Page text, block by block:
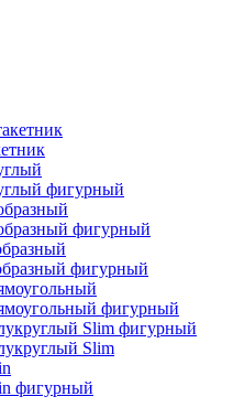
фигурный
фигурный
фигурный
фигурный
Slim фигурный
Slim
фигурный